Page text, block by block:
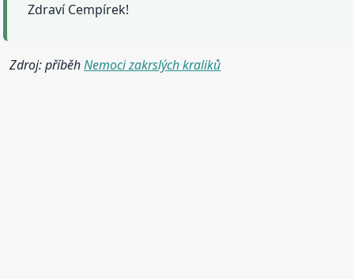
Zdraví Cempírek!
Zdroj: příběhNemoci zakrslých kraliků